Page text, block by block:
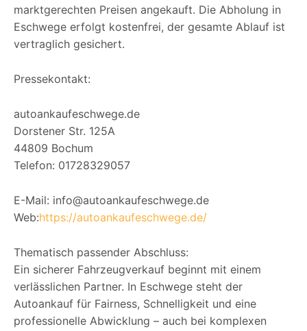
marktgerechten Preisen angekauft. Die Abholung in
Eschwege erfolgt kostenfrei, der gesamte Ablauf ist
vertraglich gesichert.
Pressekontakt:
autoankaufeschwege.de
Dorstener Str. 125A
44809 Bochum
Telefon: 01728329057
E-Mail: info@autoankaufeschwege.de
Web:https://autoankaufeschwege.de/
Thematisch passender Abschluss:
Ein sicherer Fahrzeugverkauf beginnt mit einem
verlässlichen Partner. In Eschwege steht der
Autoankauf für Fairness, Schnelligkeit und eine
professionelle Abwicklung – auch bei komplexen